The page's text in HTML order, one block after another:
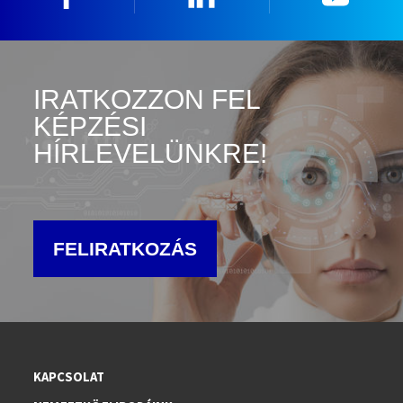
IRATKOZZON FEL
KÉPZÉSI
HÍRLEVELÜNKRE!
FELIRATKOZÁS
KAPCSOLAT